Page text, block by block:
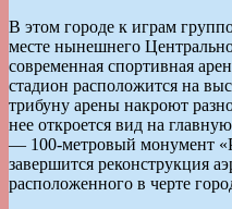
В этом городе к играм
месте нынешнего
современная спортивная
стадион расположится на
трибуну арены накроют
нее откроется вид на
— 100-метровый монумент
завершится реконструкция
расположенного в черте